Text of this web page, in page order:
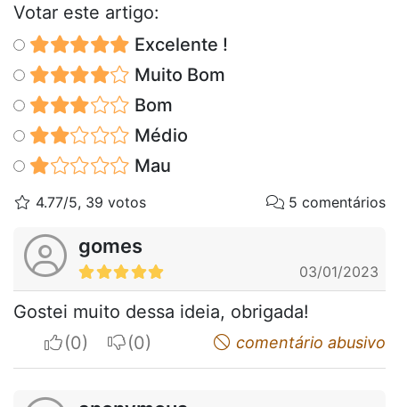
Votar este artigo:
Excelente !
Muito Bom
Bom
Médio
Mau
4.77/5, 39 votos 5 comentários
gomes
03/01/2023
Gostei muito dessa ideia, obrigada!
I apreciateI do not appreciatecomentário abusivo